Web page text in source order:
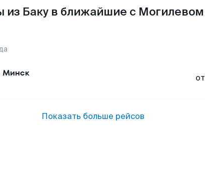
из Баку в ближайшие с Могилевом
Минск от
Показать больше рейсов